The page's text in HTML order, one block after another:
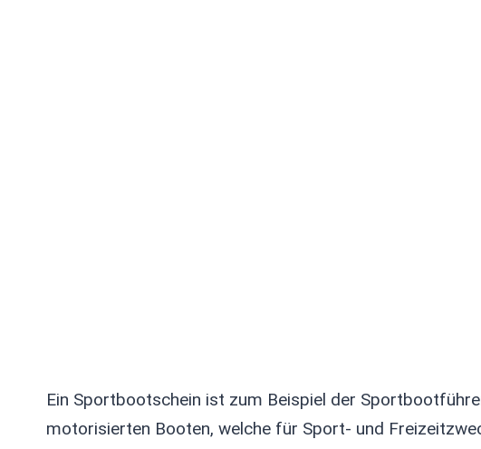
Ein Sportbootschein ist zum Beispiel der
motorisierten Booten, welche für Sport- und